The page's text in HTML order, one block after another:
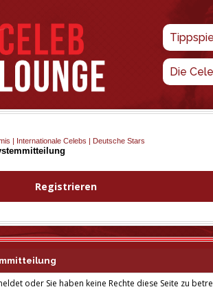
Die
| Internationale Celebs | Deutsche Stars
Registrieren
oder Sie haben keine Rechte diese Seite zu